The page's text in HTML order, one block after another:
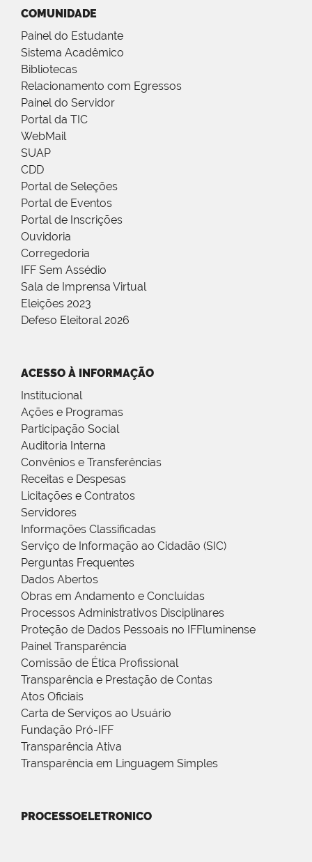
COMUNIDADE
Painel do Estudante
Sistema Acadêmico
Bibliotecas
Relacionamento com Egressos
Painel do Servidor
Portal da TIC
WebMail
SUAP
CDD
Portal de Seleções
Portal de Eventos
Portal de Inscrições
Ouvidoria
Corregedoria
IFF Sem Assédio
Sala de Imprensa Virtual
Eleições 2023
Defeso Eleitoral 2026
ACESSO À INFORMAÇÃO
Institucional
Ações e Programas
Participação Social
Auditoria Interna
Convênios e Transferências
Receitas e Despesas
Licitações e Contratos
Servidores
Informações Classificadas
Serviço de Informação ao Cidadão (SIC)
Perguntas Frequentes
Dados Abertos
Obras em Andamento e Concluídas
Processos Administrativos Disciplinares
Proteção de Dados Pessoais no IFFluminense
Painel Transparência
Comissão de Ética Profissional
Transparência e Prestação de Contas
Atos Oficiais
Carta de Serviços ao Usuário
Fundação Pró-IFF
Transparência Ativa
Transparência em Linguagem Simples
PROCESSOELETRONICO